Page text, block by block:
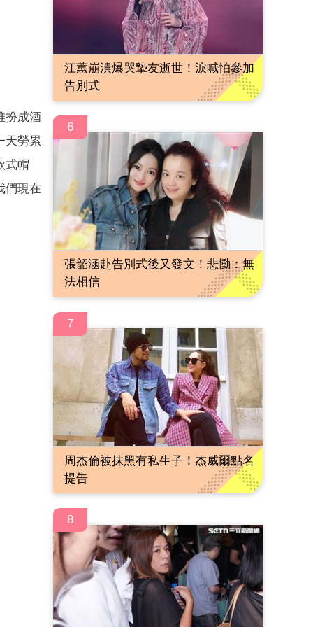
扮成酒
天勞累
式帽
們現在
江蕙崩潰爆哭摯友逝世！淚喊怕參加
告別式
6
張韶涵赴告別式後又發文！悲慟：無
法相信
7
周杰倫被抹黑有私生子！杰威爾點名
提告
8